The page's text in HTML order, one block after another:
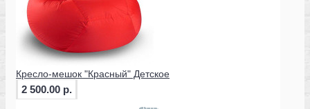
Кресло-мешок "Красный" Детское
2 500.00 р.